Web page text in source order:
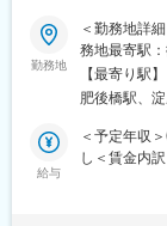
Proを貸与
【ポジショ
・運用面の
・最新技術
ロセスの経
■職務詳細：
・サーバサ
な開発環境
構築
・チームで
グ、テスト
・プロジェ
勤務地
＜勤務地詳
務地最寄駅
更の範囲：
【最寄り駅】
肥後橋駅、
給与
＜予定年収
し＜賃金内